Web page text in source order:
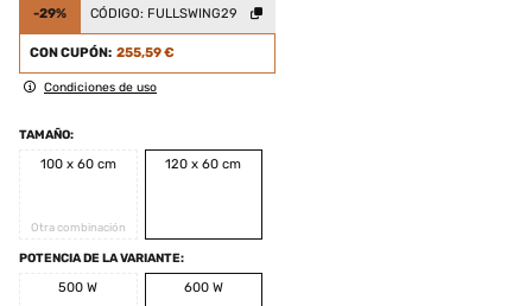
-29% CÓDIGO: FULLSWING29
CON CUPÓN: 255,59 €
Condiciones de uso
TAMAÑO:
100 x 60 cm
Otra combinación
120 x 60 cm
POTENCIA DE LA VARIANTE:
500 W
600 W